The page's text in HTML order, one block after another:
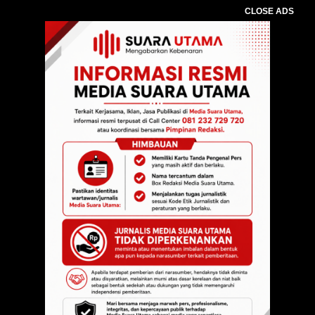
CLOSE ADS